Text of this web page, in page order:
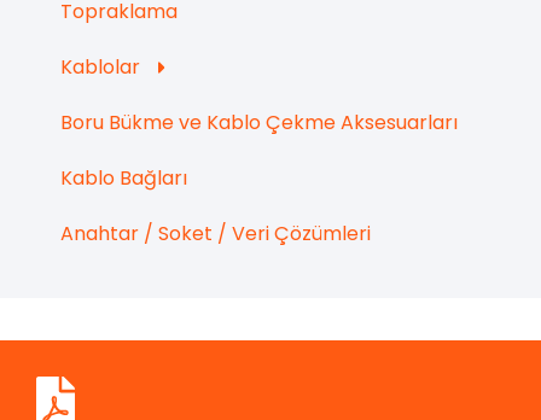
Topraklama
Kablolar
Boru Bükme ve Kablo Çekme Aksesuarları
Kablo Bağları
Anahtar / Soket / Veri Çözümleri